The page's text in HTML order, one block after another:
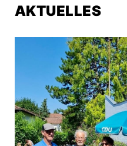
AKTUELLES